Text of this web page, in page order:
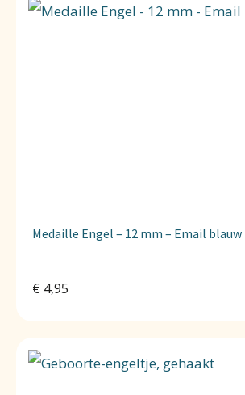
Medaille Engel – 12 mm – Email blauw
€ 4,95